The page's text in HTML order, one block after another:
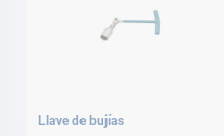
Llave de bujías